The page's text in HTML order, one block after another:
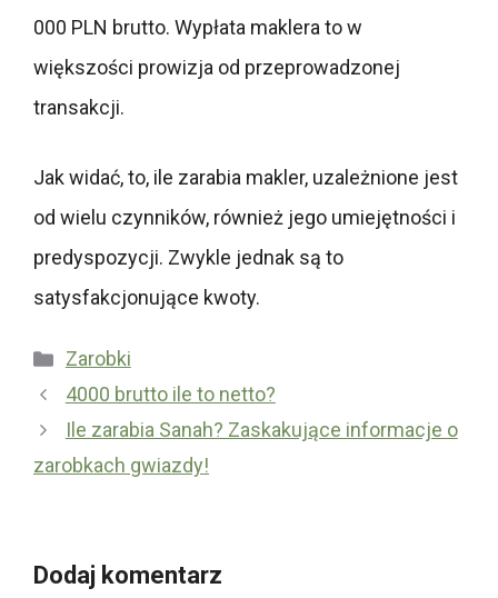
000 PLN brutto. Wypłata maklera to w
większości prowizja od przeprowadzonej
transakcji.
Jak widać, to, ile zarabia makler, uzależnione jest
od wielu czynników, również jego umiejętności i
predyspozycji. Zwykle jednak są to
satysfakcjonujące kwoty.
Kategorie
Zarobki
4000 brutto ile to netto?
Ile zarabia Sanah? Zaskakujące informacje o
zarobkach gwiazdy!
Dodaj komentarz